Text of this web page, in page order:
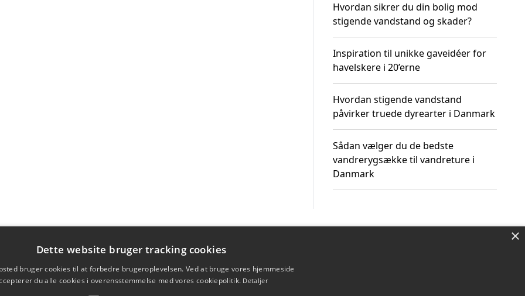
Hvordan sikrer du din bolig mod
stigende vandstand og skader?
Inspiration til unikke gaveidéer for
havelskere i 20’erne
Hvordan stigende vandstand
påvirker truede dyrearter i Danmark
Sådan vælger du de bedste
vandrerygsække til vandreture i
Danmark
×
Dette website bruger tracking cookies
bruger cookies til at forbedre brugeroplevelsen. Ved at bruge vores hjemmeside
du alle cookies i overensstemmelse med vores cookiepolitik. Detaljer